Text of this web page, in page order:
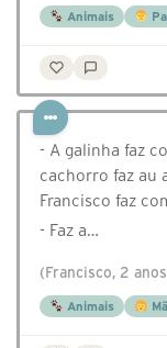
Animais
- A galinha faz
cachorro faz au
Francisco faz
- Faz a…
(Francisco, 2
Animais